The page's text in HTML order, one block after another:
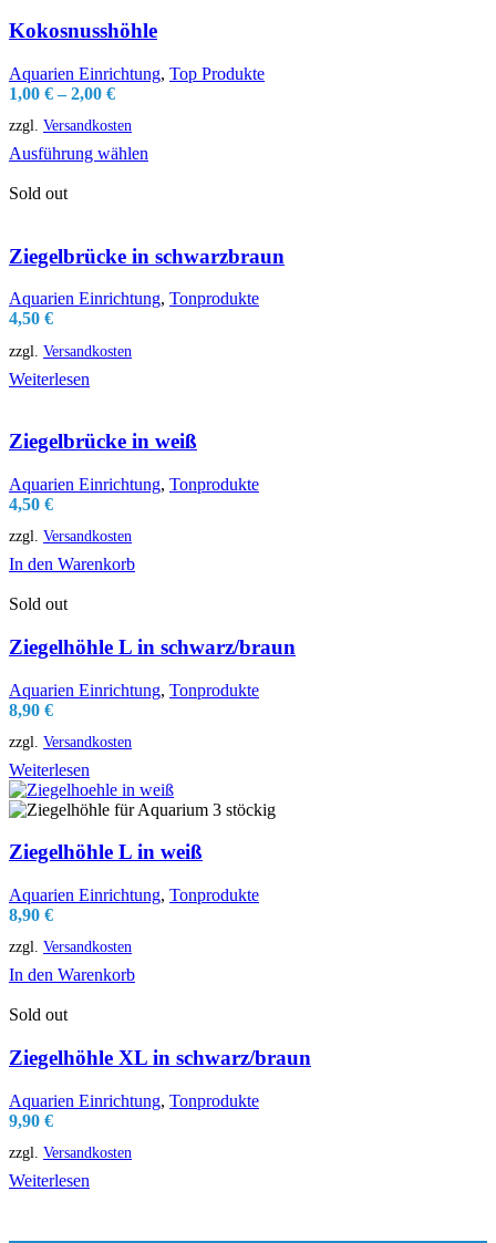
Kokosnusshöhle
Aquarien Einrichtung, Top Produkte
1,00 €–2,00 €
zzgl. Versandkosten
Ausführung wählen
Sold out
Ziegelbrücke in schwarzbraun
Aquarien Einrichtung, Tonprodukte
4,50 €
zzgl. Versandkosten
Weiterlesen
Ziegelbrücke in weiß
Aquarien Einrichtung, Tonprodukte
4,50 €
zzgl. Versandkosten
In den Warenkorb
Sold out
Ziegelhöhle L in schwarz/braun
Aquarien Einrichtung, Tonprodukte
8,90 €
zzgl. Versandkosten
Weiterlesen
Ziegelhöhle L in weiß
Aquarien Einrichtung, Tonprodukte
8,90 €
zzgl. Versandkosten
In den Warenkorb
Sold out
Ziegelhöhle XL in schwarz/braun
Aquarien Einrichtung, Tonprodukte
9,90 €
zzgl. Versandkosten
Weiterlesen